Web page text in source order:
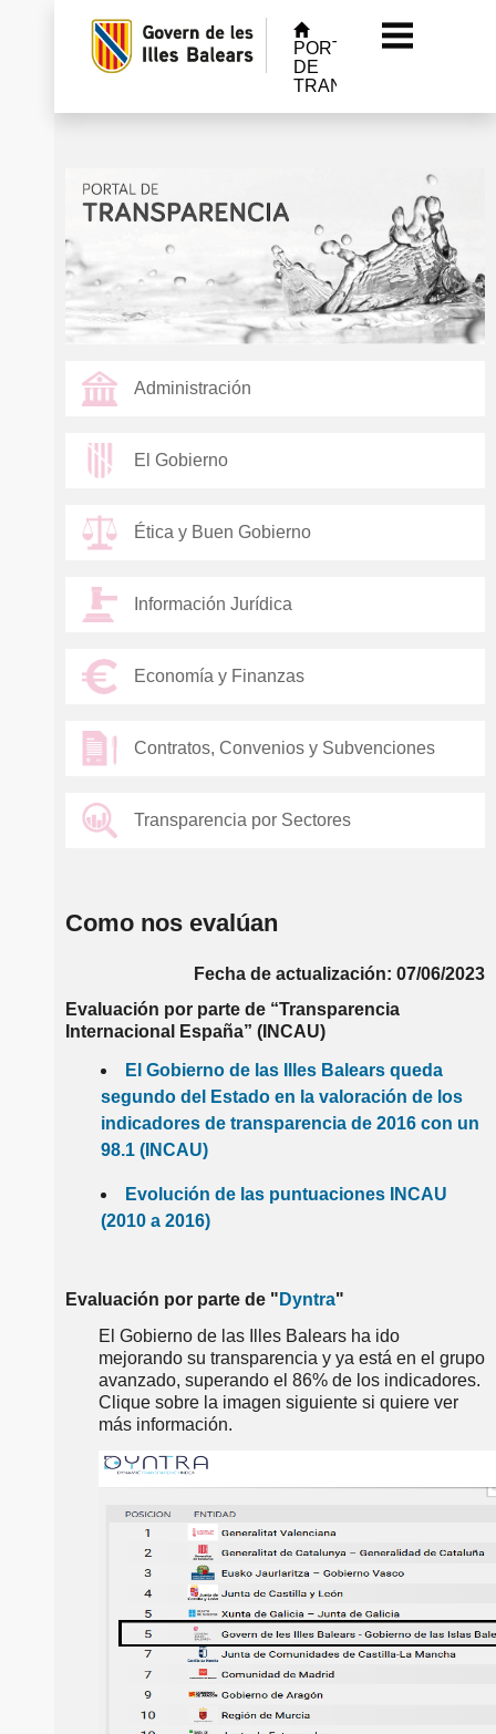
PORTAL
DE
TRANSPARENCIA
Administración
El Gobierno
Ética y Buen Gobierno
Información Jurídica
Economía y Finanzas
Contratos, Convenios y Subvenciones
Transparencia por Sectores
Como nos evalúan
Fecha de actualización: 07/06/2023
Evaluación por parte de “Transparencia
Internacional España” (INCAU)
El Gobierno de las Illes Balears queda
segundo del Estado en la valoración de los
indicadores de transparencia de 2016 con un
98.1 (INCAU)
Evolución de las puntuaciones INCAU
(2010 a 2016)
Evaluación por parte de " Dyntra"
El Gobierno de las Illes Balears ha ido
mejorando su transparencia y ya está en el grupo
avanzado, superando el 86% de los indicadores.
Clique sobre la imagen siguiente si quiere ver
más información.